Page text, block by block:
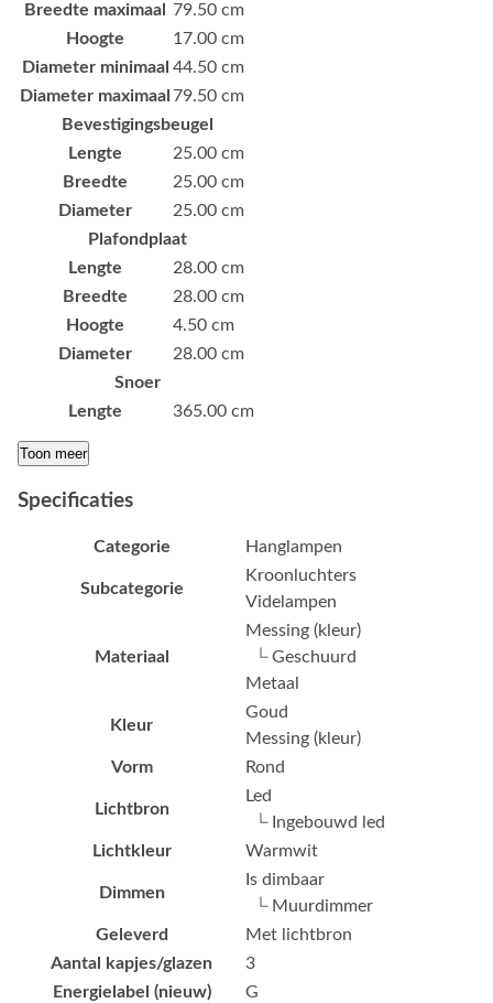
Breedte maximaal
79.50 cm
Hoogte
17.00 cm
Diameter minimaal 44.50 cm
Diameter maximaal 79.50 cm
Bevestigingsbeugel
Lengte
25.00 cm
Breedte
25.00 cm
Diameter
25.00 cm
Plafondplaat
Lengte
28.00 cm
Breedte
28.00 cm
Hoogte
4.50 cm
Diameter
28.00 cm
Snoer
Lengte
365.00 cm
Toon meer
Specificaties
Categorie Hanglampen
Subcategorie
Kroonluchters
Videlampen
Materiaal
Messing (kleur)
└ Geschuurd
Metaal
Kleur
Goud
Messing (kleur)
Vorm
Rond
Lichtbron
Led
└ Ingebouwd led
Lichtkleur
Warmwit
Dimmen
Is dimbaar
└ Muurdimmer
Geleverd
Met lichtbron
Aantal kapjes/glazen
3
Energielabel (nieuw)
G